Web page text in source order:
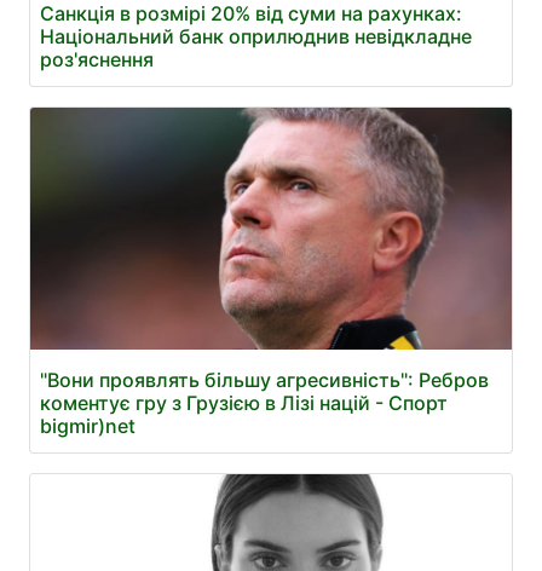
Санкція в розмірі 20% від суми на рахунках:
Національний банк оприлюднив невідкладне
роз'яснення
"Вони проявлять більшу агресивність": Ребров
коментує гру з Грузією в Лізі націй - Спорт
bigmir)net